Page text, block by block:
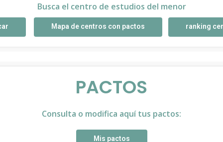
Busca el centro de estudios del menor
Mapa de centros con pactos ranking
PACTOS
Consulta o modifica aquí tus pactos:
Mis pactos